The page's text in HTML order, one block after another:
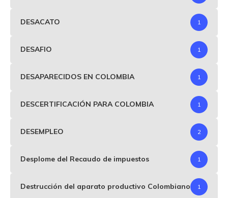
DESACATO 1
DESAFIO 1
DESAPARECIDOS EN COLOMBIA 1
DESCERTIFICACIÓN PARA COLOMBIA 1
DESEMPLEO 2
Desplome del Recaudo de impuestos 1
Destrucción del aparato productivo Colombiano 1